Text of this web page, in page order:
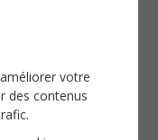
votre
des contenus